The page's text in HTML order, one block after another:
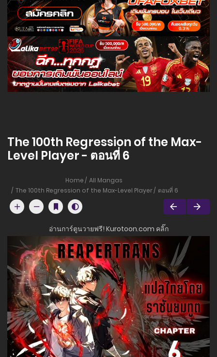
The 100th Regression of the Max-
Level Player - ตอนที่ 6
Home
All Mangas
The 100th Regression of the Max-Level Player
ตอนที่ 6
อ่านการ์ตูนวายฟรี! Kurotoon.com คลิ๊ก